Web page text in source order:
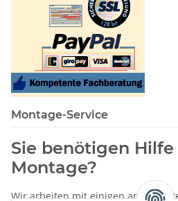
Montage-Service
Sie benötigen
Montage?
Wir arbeiten mit einigen